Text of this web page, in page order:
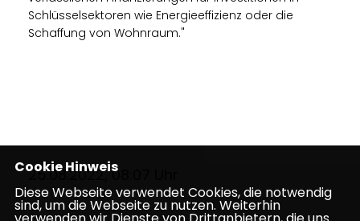
Schlüsselsektoren wie Energieeffizienz oder die
Schaffung von Wohnraum."
25.08.2022, 08:07 Uhr
Cookie Hinweis
Diese Webseite verwendet Cookies, die notwendig
sind, um die Webseite zu nutzen. Weiterhin